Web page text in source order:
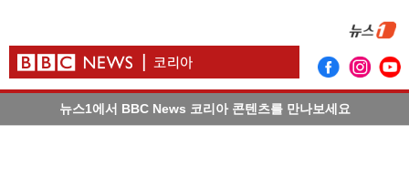
뉴스1에서 BBC News 코리아 콘텐츠를 만나보세요